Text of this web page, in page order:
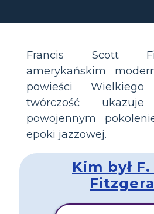
Francis Scott
amerykańskim
powieści
twórczość ukazuje
powojennym
epoki jazzowej.
Kim był